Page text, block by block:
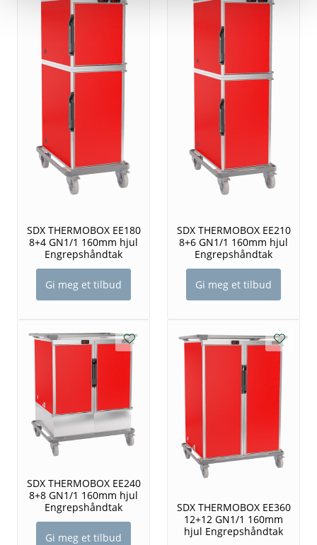
SDX THERMOBOX EE180
8+4 GN1/1 160mm hjul
Engrepshåndtak
Gi meg et tilbud
SDX THERMOBOX EE210
8+6 GN1/1 160mm hjul
Engrepshåndtak
Gi meg et tilbud
SDX THERMOBOX EE240
8+8 GN1/1 160mm hjul
Engrepshåndtak
Gi meg et tilbud
SDX THERMOBOX EE360
12+12 GN1/1 160mm
hjul Engrepshåndtak